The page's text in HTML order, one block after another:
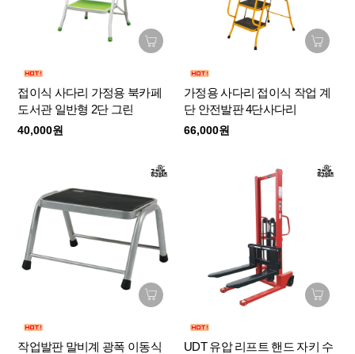
접이식 사다리 가정용 북카페
도서관 일반형 2단 그린
40,000원
가정용 사다리 접이식 작업 계
단 안전발판 4단사다리
66,000원
작업발판 말비계 광폭 이동식
UDT 유압 리프트 핸드 자키 수